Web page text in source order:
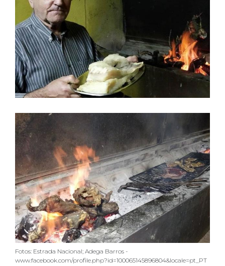
Fotos: Estrada Nacional; Adega Barros -
www.facebook.com/profile.php?id=100065145896804&locale=pt_PT